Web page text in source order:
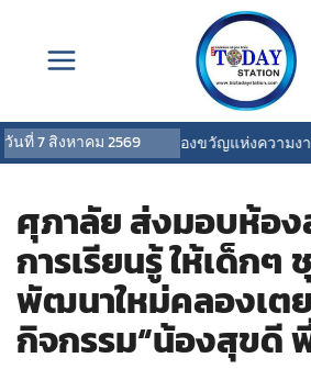
วันที่7 สิงหาคม 2569
COVERMARK มอบของขวัญแห่งความงาม ต้
ศุภาลัย ส่งมอบห้อ
การเรียนรู้ ให้เด็กๆ
พัฒนาใหม่คลองเต
กิจกรรม“น้องสุขดี